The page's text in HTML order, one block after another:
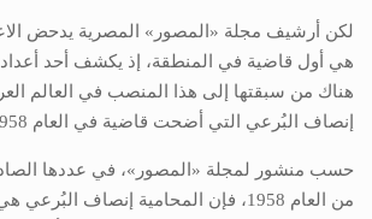
لكن أرشيف مجلة «المصور» المصرية يدحض
هي أول قاضية في المنطقة، إذ يكشف أحد أعداد
هناك من سبقتها إلى هذا المنصب في العالم
إنصاف البُرعي التي أضحت قاضية في العام 1958.
من العام 1958، فإن المحامية إنصاف